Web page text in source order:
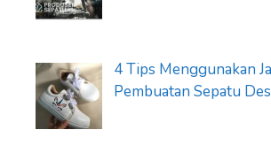
4 Tips Menggunakan
Pembuatan Sepatu